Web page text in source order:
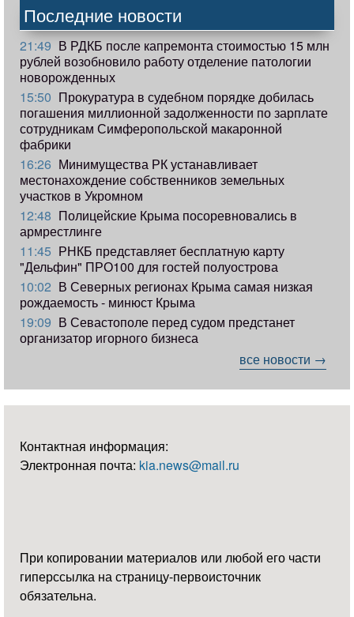
Последние новости
21:49 В РДКБ после капремонта стоимостью 15 млн
рублей возобновило работу отделение патологии
новорожденных
15:50 Прокуратура в судебном порядке добилась
погашения миллионной задолженности по зарплате
сотрудникам Симферопольской макаронной
фабрики
16:26 Минимущества РК устанавливает
местонахождение собственников земельных
участков в Укромном
12:48 Полицейские Крыма посоревновались в
армрестлинге
11:45 РНКБ представляет бесплатную карту
"Дельфин" ПРО100 для гостей полуострова
10:02 В Северных регионах Крыма самая низкая
рождаемость - минюст Крыма
19:09 В Севастополе перед судом предстанет
организатор игорного бизнеса
все новости →
Контактная информация:
Электронная почта: kia.news@mail.ru
При копировании материалов или любой его части
гиперссылка на страницу-первоисточник
обязательна.